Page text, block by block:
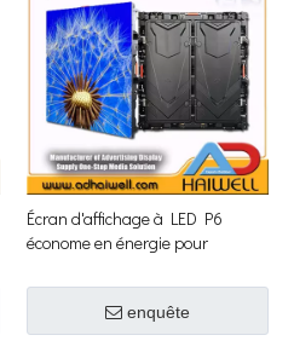
Écran d'affichage à LED P6
économe en énergie pour
enquête